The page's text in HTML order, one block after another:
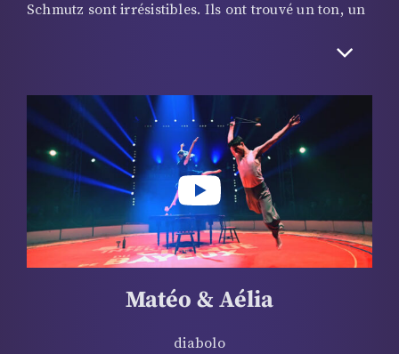
Schmutz sont irrésistibles. Ils ont trouvé un ton, un
humoristes conjugués peuvent s’exprimer ! Simuler
de jongler avec les objets les plus improbables ! Ils
savent aussi jouer du piano à quatre mains dans
des postions extravagantes… Gage de leur talent :
le 47e
Festival International de Cirque de Monte
Carlo les a accueillis en 2025.
Matéo & Aélia
diabolo